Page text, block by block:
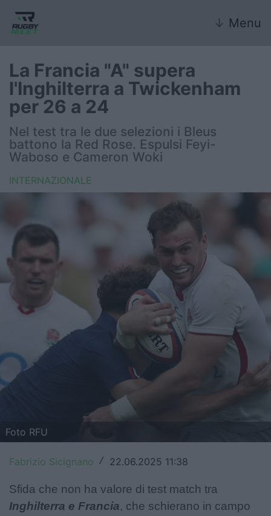
↓ Menu
Nazionale
Nazionali giovanili
Rugby Sevens
FIR
6 Nazioni
United Rugby Championship
Top14
Premiership
Champions Cup
Challenge Cup
Rugby World Cup
Mercato
La Francia "A" supera
l'Inghilterra a Twickenham
per 26 a 24
Nel test tra le due selezioni i Bleus
battono la Red Rose. Espulsi Feyi-
Waboso e Cameron Woki
INTERNAZIONALE
Foto RFU
Fabrizio Sicignano / 22.06.2025 11:38
Sfida che non ha valore di test match tra
Inghilterra e Francia, che schierano in campo